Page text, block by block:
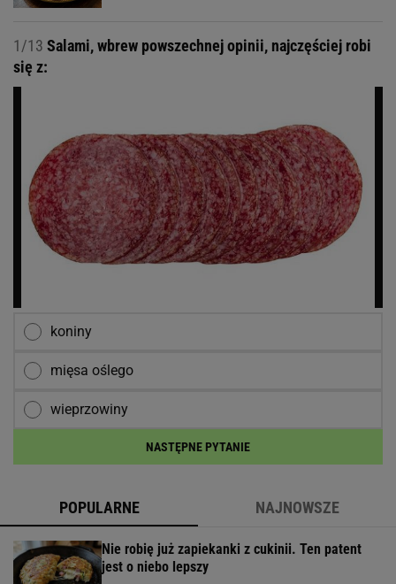
1/13 Salami, wbrew powszechnej opinii, najczęściej robi
się z:
koniny
mięsa oślego
wieprzowiny
NASTĘPNE PYTANIE
POPULARNE NAJNOWSZE
Nie robię już zapiekanki z cukinii. Ten patent
jest o niebo lepszy